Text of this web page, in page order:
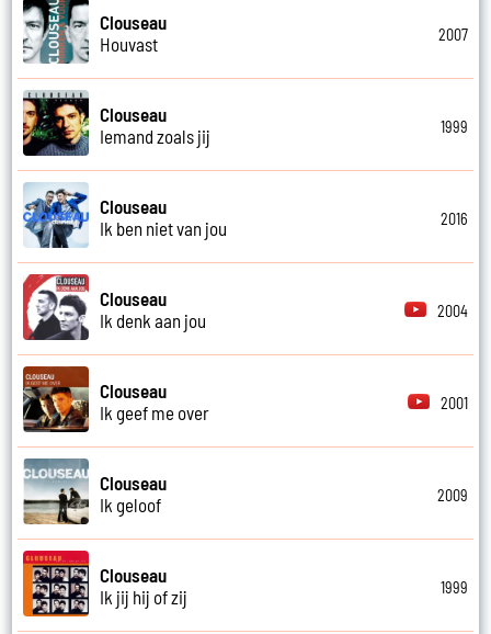
Clouseau
Houvast
2007
Clouseau
Iemand zoals jij
1999
Clouseau
Ik ben niet van jou
2016
Clouseau
Ik denk aan jou
2004
Clouseau
Ik geef me over
2001
Clouseau
Ik geloof
2009
Clouseau
Ik jij hij of zij
1999